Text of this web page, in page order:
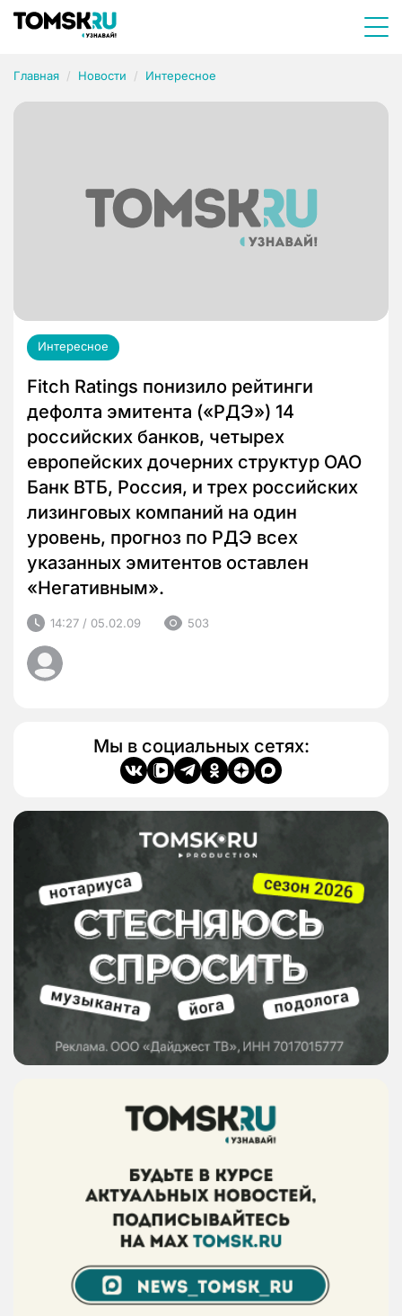
Главная Новости Интересное
Интересное
Fitch Ratings понизило рейтинги
дефолта эмитента («РДЭ») 14
российских банков, четырех
европейских дочерних структур ОАО
Банк ВТБ, Россия, и трех российских
лизинговых компаний на один
уровень, прогноз по РДЭ всех
указанных эмитентов оставлен
«Негативным».
14:27 / 05.02.09 503
Мы в социальных сетях: